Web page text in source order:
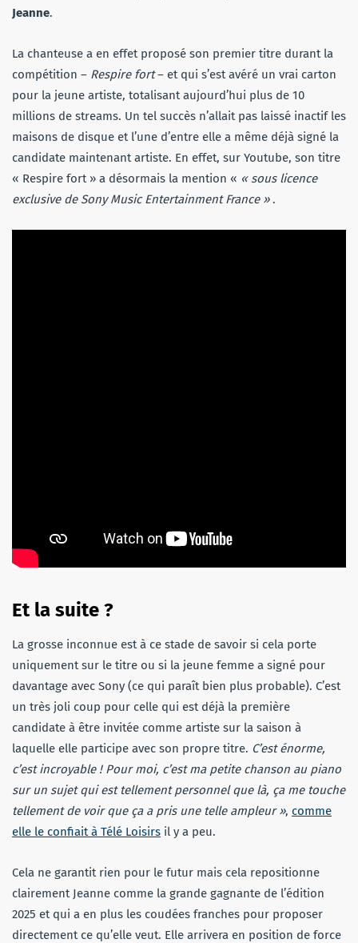
Jeanne.
La chanteuse a en effet proposé son premier titre durant la
compétition – Respire fort– et qui s’est avéré un vrai carton
pour la jeune artiste, totalisant aujourd’hui plus de 10
millions de streams. Un tel succès n’allait pas laissé inactif les
maisons de disque et l’une d’entre elle a même déjà signé la
candidate maintenant artiste. En effet, sur Youtube, son titre
« Respire fort » a désormais la mention « « sous licence
exclusive de Sony Music Entertainment France ».
Et la suite ?
La grosse inconnue est à ce stade de savoir si cela porte
uniquement sur le titre ou si la jeune femme a signé pour
davantage avec Sony (ce qui paraît bien plus probable). C’est
un très joli coup pour celle qui est déjà la première
candidate à être invitée comme artiste sur la saison à
laquelle elle participe avec son propre titre. C’est énorme,
c’est incroyable ! Pour moi, c’est ma petite chanson au piano
sur un sujet qui est tellement personnel que là, ça me touche
tellement de voir que ça a pris une telle ampleur », comme
elle le confiait à Télé Loisirs il y a peu.
Cela ne garantit rien pour le futur mais cela repositionne
clairement Jeanne comme la grande gagnante de l’édition
2025 et qui a en plus les coudées franches pour proposer
directement ce qu’elle veut. Elle arrivera en position de force